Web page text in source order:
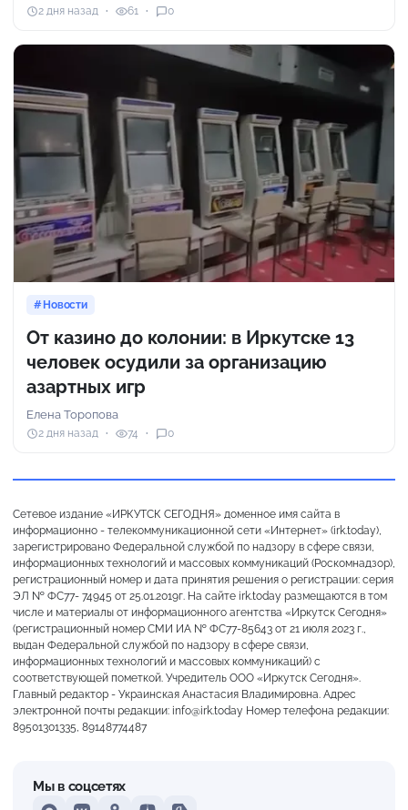
2 дня назад 61 0
Новости
От казино до колонии: в Иркутске 13
человек осудили за организацию
азартных игр
Елена Торопова
2 дня назад 74 0
Сетевое издание «ИРКУТСК СЕГОДНЯ» доменное имя сайта в
информационно - телекоммуникационной сети «Интернет» (irk.today),
зарегистрировано Федеральной службой по надзору в сфере связи,
информационных технологий и массовых коммуникаций (Роскомнадзор),
регистрационный номер и дата принятия решения о регистрации: серия
ЭЛ № ФС77- 74945 от 25.01.2019г. На сайте irk.today размещаются в том
числе и материалы от информационного агентства «Иркутск Сегодня»
(регистрационный номер СМИ ИА № ФС77-85643 от 21 июля 2023 г.,
выдан Федеральной службой по надзору в сфере связи,
информационных технологий и массовых коммуникаций) с
соответствующей пометкой. Учредитель ООО «Иркутск Сегодня».
Главный редактор - Украинская Анастасия Владимировна. Адрес
электронной почты редакции: info@irk.today Номер телефона редакции:
89501301335, 89148774487
Мы в соцсетях